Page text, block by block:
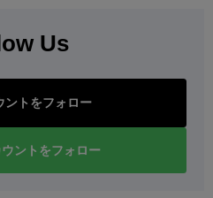
Us
ントをフォロー
ントをフォロー